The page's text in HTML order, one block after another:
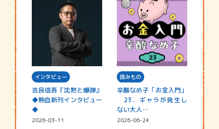
インタビュー
吉良信吾『沈黙と爆弾』
◆熱血新刊インタビュー
◆
2026-03-11
読みもの
辛酸なめ子「お金入門」
23．ギャラが発生し
ない大人…
2026-06-24